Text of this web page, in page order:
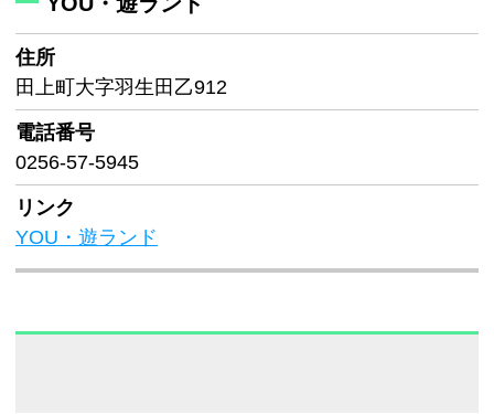
住所
田上町大字羽生田乙912
電話番号
0256-57-5945
リンク
YOU・遊ランド